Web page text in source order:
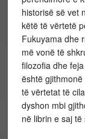
historisë së vet
këtë të vërtetë
Fukuyama dhe
më vonë të
filozofia dhe
është
të vërtetat të
dyshon mbi
në librin e saj të